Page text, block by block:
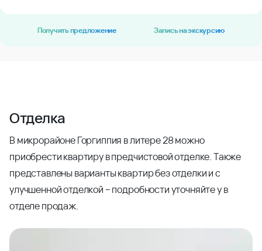
Получить предложение Запись на экскурсию
Отделка
В микрорайоне Горгиппия в литере 28 можно
приобрести квартиру в предчистовой отделке. Также
представлены варианты квартир без отделки и с
улучшенной отделкой – подробности уточняйте у в
отделе продаж.